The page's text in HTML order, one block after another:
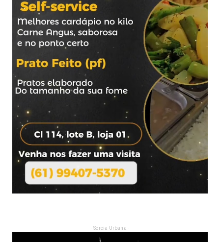
- Sereia Urbana -